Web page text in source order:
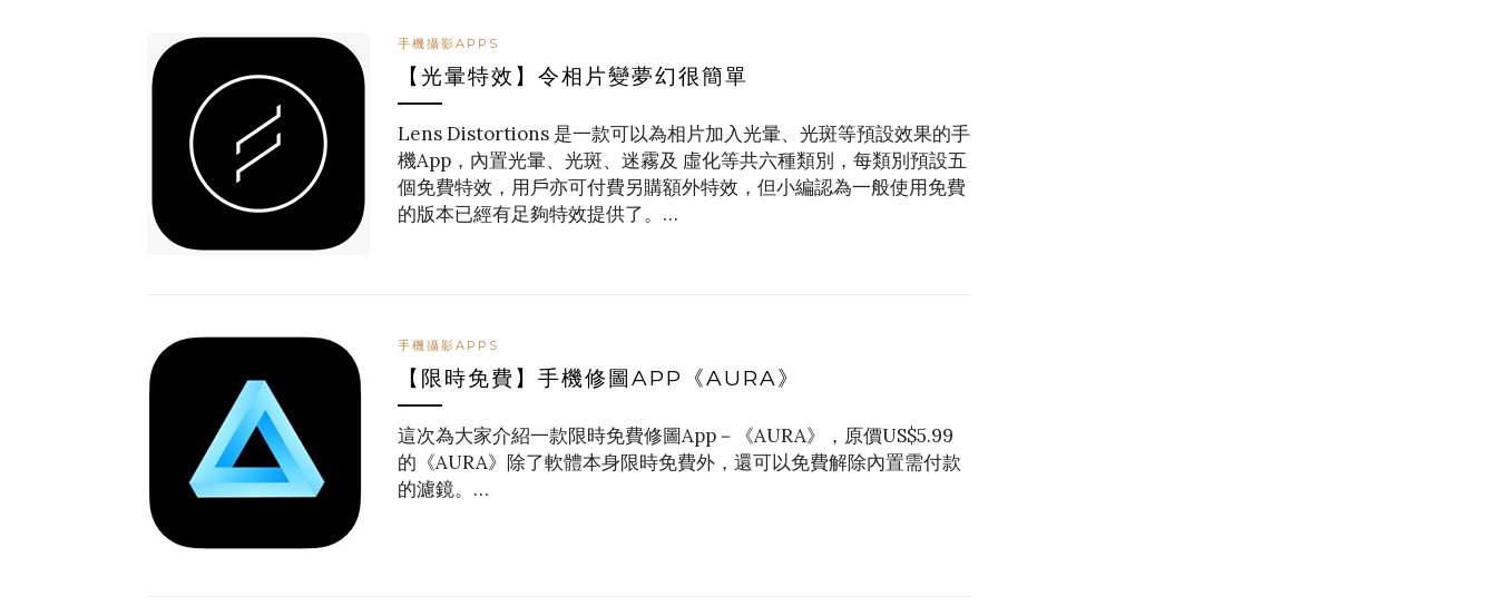
手機攝影APPS
【光暈特效】令相片變夢幻很簡單
Lens Distortions 是一款可以為相片加入光暈、光斑等預設效果的手
機App，內置光暈、光斑、迷霧及 虛化等共六種類別，每類別預設五
個免費特效，用戶亦可付費另購額外特效，但小編認為一般使用免費
的版本已經有足夠特效提供了。…
手機攝影APPS
【限時免費】手機修圖APP《AURA》
這次為大家介紹一款限時免費修圖App－《AURA》，原價US$5.99
的《AURA》除了軟體本身限時免費外，還可以免費解除內置需付款
的濾鏡。…